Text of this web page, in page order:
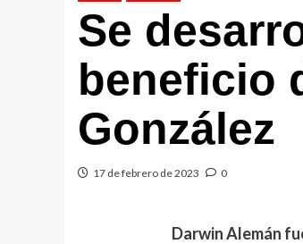
Se
beneficio
González
17 de febrero de 2023 0
Darwin Alemán